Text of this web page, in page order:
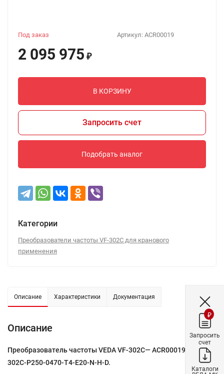
Артикул: ACR00019
Под заказ
2 095 975 ₽
В КОРЗИНУ
Запросить счет
Подобрать аналог
Категории
Преобразователи частоты VF-302C для кранового
применения
Описание Характеристики Документация
Описание
Преобразователь частоты VEDA VF-302C— ACR00019 — VF-
302C-P250-0470-T4-E20-N-H-D.
₽
Запросить
счет
Каталоги